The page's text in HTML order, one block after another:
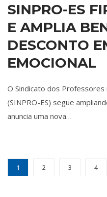
SINPRO-ES
E AMPLIA
DESCONTO
EMOCIONAL
O Sindicato dos
(SINPRO-ES) segue
anuncia uma nova…
1 2 3 4